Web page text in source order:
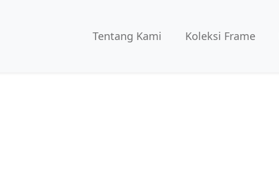
Tentang Kami Koleksi Frame